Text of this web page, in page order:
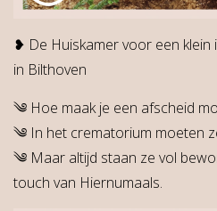
❥ De Huiskamer voor een
in Bilthoven
༄ Hoe maak je een afscheid
༄ In het crematorium moeten
༄ Maar altijd staan ze vol
touch van Hiernumaals.